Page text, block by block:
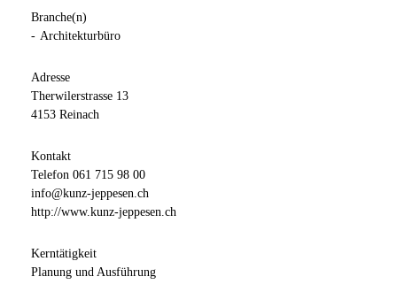
Branche(n)
Architekturbüro
Adresse
Therwilerstrasse 13
4153 Reinach
Kontakt
Telefon 061 715 98 00
info@kunz-jeppesen.ch
http://www.kunz-jeppesen.ch
Kerntätigkeit
Planung und Ausführung